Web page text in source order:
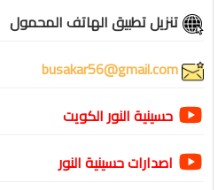
تنزيل تطبيق الهاتف المحمول
حسينية النور الكويت
اصدارات حسينية النور